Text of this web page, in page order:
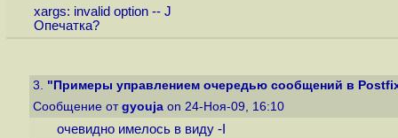
xargs: invalid option -- J
Опечатка?
3. "Примеры управлением очередью сообщений в
Сообщение от gyouja on 24-Ноя-09, 16:10
очевидно имелось в виду -I